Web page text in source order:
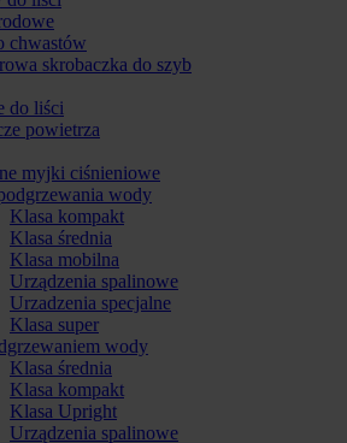
chwastów
skrobaczka do szyb
do liści
powietrza
myjki ciśnieniowe
wody
Klasa kompakt
Klasa średnia
Klasa mobilna
Urządzenia spalinowe
Urzadzenia specjalne
Klasa super
wody
Klasa średnia
Klasa kompakt
Klasa Upright
Urządzenia spalinowe